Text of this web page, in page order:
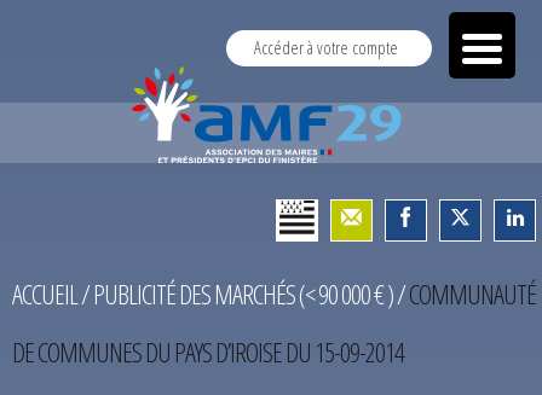
Accéder à votre compte
ACCUEIL/PUBLICITÉ DES MARCHÉS (< 90 000 € )/COMMUNAUTÉ
DE COMMUNES DU PAYS D’IROISE DU 15-09-2014